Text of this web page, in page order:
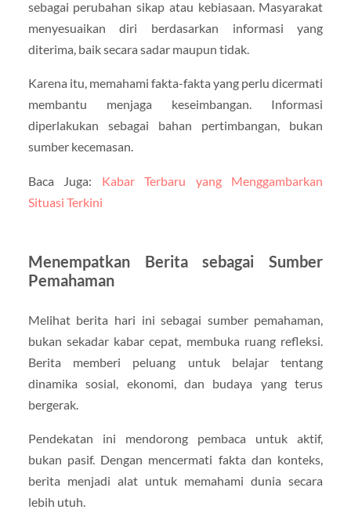
sebagai perubahan sikap atau kebiasaan. Masyarakat
menyesuaikan diri berdasarkan informasi yang
diterima, baik secara sadar maupun tidak.
Karena itu, memahami fakta-fakta yang perlu dicermati
membantu menjaga keseimbangan. Informasi
diperlakukan sebagai bahan pertimbangan, bukan
sumber kecemasan.
Baca Juga: Kabar Terbaru yang Menggambarkan
Situasi Terkini
Menempatkan Berita sebagai Sumber
Pemahaman
Melihat berita hari ini sebagai sumber pemahaman,
bukan sekadar kabar cepat, membuka ruang refleksi.
Berita memberi peluang untuk belajar tentang
dinamika sosial, ekonomi, dan budaya yang terus
bergerak.
Pendekatan ini mendorong pembaca untuk aktif,
bukan pasif. Dengan mencermati fakta dan konteks,
berita menjadi alat untuk memahami dunia secara
lebih utuh.